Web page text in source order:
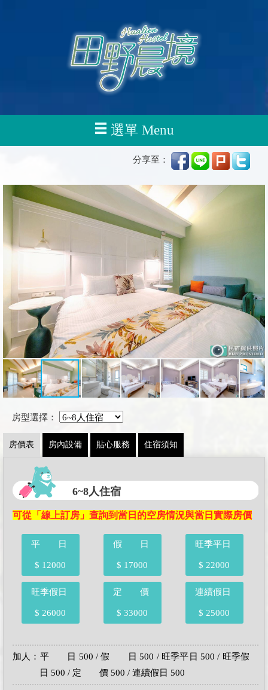
選單 Menu
分享至：
房型選擇：
房價表 房內設備 貼心服務 住宿須知
6~8人住宿
可從「線上訂房」查詢到當日的空房情況與當日實際房價
平 日
$ 12000
假 日
$ 17000
旺季平日
$ 22000
旺季假日
$ 26000
定 價
$ 33000
連續假日
$ 25000
加人：平 日 500 / 假 日 500 / 旺季平日 500 / 旺季假
日 500 / 定 價 500 / 連續假日 500